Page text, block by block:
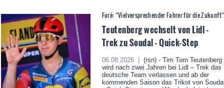
Foré: “Vielversprechender Fahrer für die Zukunft“
Teutenberg wechselt von Lidl -
Trek zu Soudal - Quick-Step
06.08.2026 |
(rsn) - Tim Torn Teutenberg
wird nach zwei Jahren bei Lidl – Trek das
deutsche Team verlassen und ab der
kommenden Saison das Trikot von